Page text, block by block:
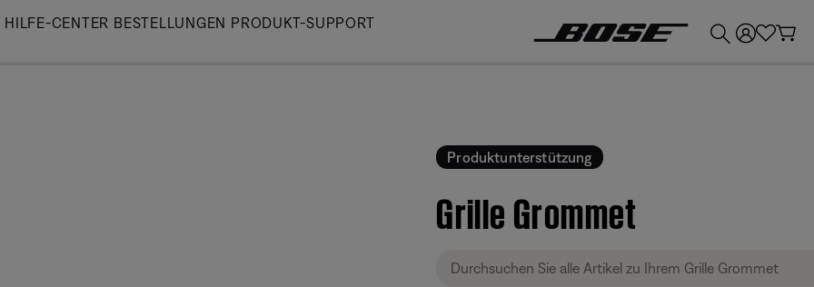
Skip
HILFE-CENTER BESTELLUNGEN PRODUKT-SUPPORT
Produktunterstützung
Grille Grommet